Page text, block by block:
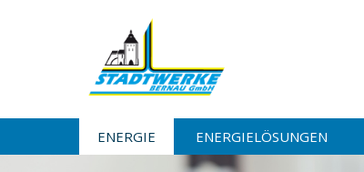
ENERGIE ENERGIELÖSUNGEN